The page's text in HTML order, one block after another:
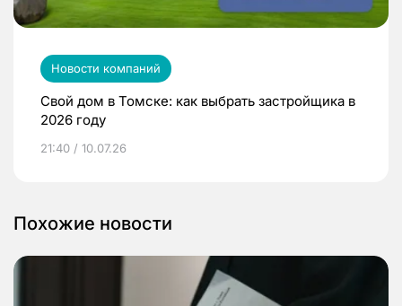
Новости компаний
Свой дом в Томске: как выбрать застройщика в
2026 году
21:40 / 10.07.26
Похожие новости